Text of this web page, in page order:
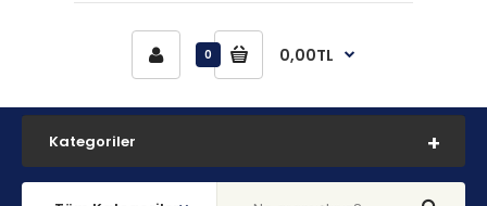
0 0,00TL
Kategoriler